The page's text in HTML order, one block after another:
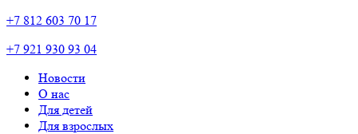
+7 812 603 70 17
+7 921 930 93 04
Новости
О нас
Для детей
Для взрослых